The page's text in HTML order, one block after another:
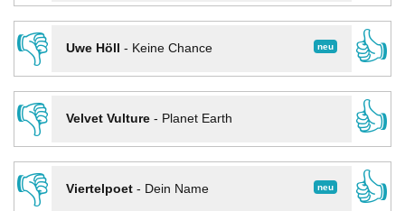
👎
neu
Uwe Höll - Keine Chance
👍
👎
Velvet Vulture- Planet Earth
👍
👎
neu
Viertelpoet- Dein Name
👍